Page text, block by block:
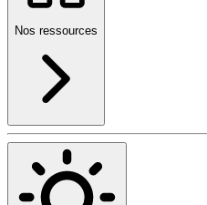
Nos ressources